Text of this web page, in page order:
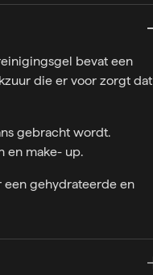
bevat een
die er voor zorgt dat
gebracht wordt.
en make- up.
een gehydrateerde en